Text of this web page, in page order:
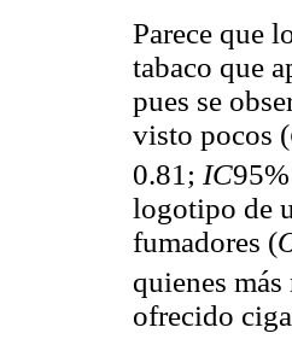
Parece que
tabaco que
pues se
visto pocos (
0.81; IC
logotipo de
fumadores (
quienes
ofrecido